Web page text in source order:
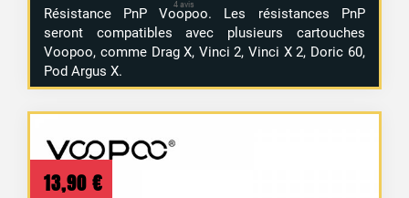
Résistance PnP Voopoo. Les résistances PnP
seront compatibles avec plusieurs cartouches
Voopoo, comme Drag X, Vinci 2, Vinci X 2, Doric 60,
Pod Argus X.
13,90 €